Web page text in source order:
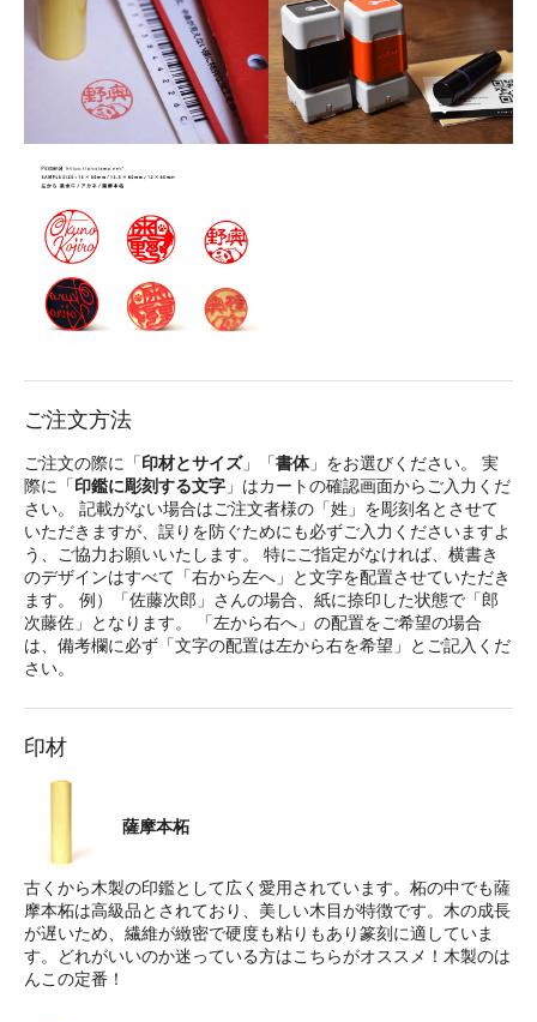
ご注文方法
ご注文の際に「印材とサイズ」「書体」をお選びください。 実
際に「印鑑に彫刻する文字 」はカートの確認画面からご入力くだ
さい。 記載がない場合はご注文者様の「姓」を彫刻名とさせて
いただきますが、誤りを防ぐためにも必ずご入力くださいますよ
う、ご協力お願いいたします。 特にご指定がなければ、横書き
のデザインはすべて「右から左へ」と文字を配置させていただき
ます。 例）「佐藤次郎」さんの場合、紙に捺印した状態で「郎
次藤佐」となります。 「左から右へ」の配置をご希望の場合
は、備考欄に必ず「文字の配置は左から右を希望」とご記入くだ
さい。
印材
薩摩本柘
古くから木製の印鑑として広く愛用されています。柘の中でも薩
摩本柘は高級品とされており、美しい木目が特徴です。木の成長
が遅いため、繊維が緻密で硬度も粘りもあり篆刻に適していま
す。どれがいいのか迷っている方はこちらがオススメ！木製のは
んこの定番！